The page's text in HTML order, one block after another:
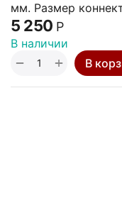
мм. Размер
5 250 Р
В наличии
+
− В